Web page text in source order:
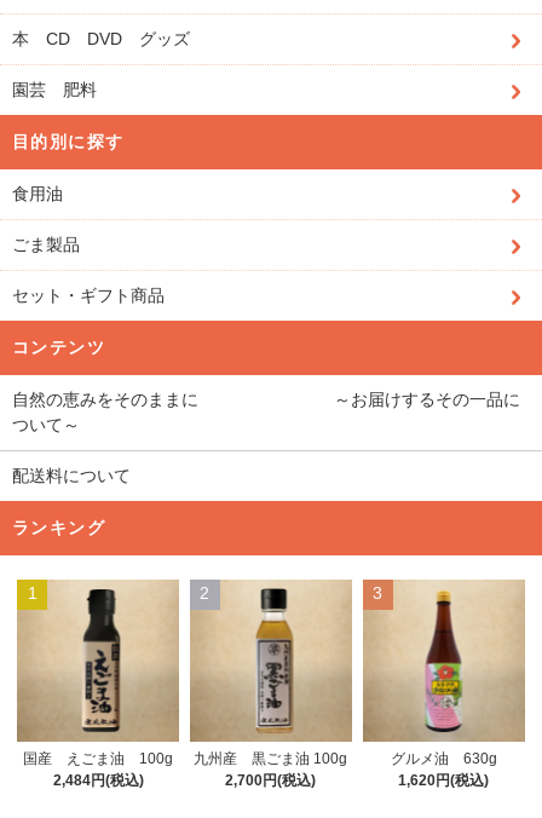
本 CD DVD グッズ
園芸 肥料
目的別に探す
食用油
ごま製品
セット・ギフト商品
コンテンツ
自然の恵みをそのままに ～お届けするその一品に
ついて～
配送料について
ランキング
1
国産 えごま油 100g
2,484円(税込)
2
九州産 黒ごま油 100g
2,700円(税込)
3
グルメ油 630g
1,620円(税込)